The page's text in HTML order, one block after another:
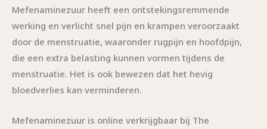
Mefenaminezuur heeft een ontstekingsremmende
werking en verlicht snel pijn en krampen veroorzaakt
door de menstruatie, waaronder rugpijn en hoofdpijn,
die een extra belasting kunnen vormen tijdens de
menstruatie. Het is ook bewezen dat het hevig
bloedverlies kan verminderen.
Mefenaminezuur is online verkrijgbaar bij The